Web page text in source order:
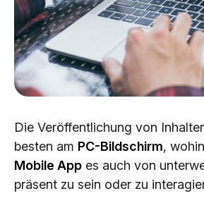
Die Veröffentlichung von
besten am PC-Bildschirm,
Mobile App es auch von
präsent zu sein oder zu